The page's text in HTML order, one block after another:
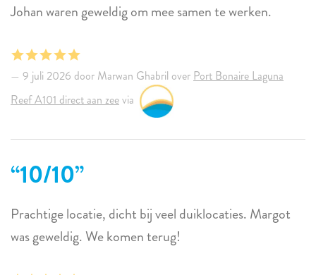
Johan waren geweldig om mee samen te werken.
9 juli 2026 door Marwan Ghabril over Port Bonaire Laguna
Reef A101 direct aan zeevia
10/10
Prachtige locatie, dicht bij veel duiklocaties. Margot
was geweldig. We komen terug!